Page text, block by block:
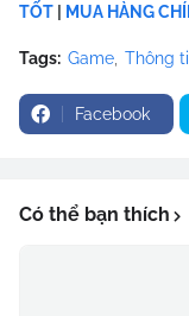
TỐT
MUA HÀNG
Tags: Game Thông
Facebook
Có thể bạn thích